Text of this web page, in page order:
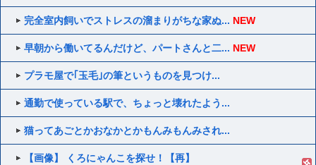
完全室内飼いでストレスの溜まりがちな家ぬ... NEW
早朝から働いてるんだけど、パートさんと二... NEW
プラモ屋で｢玉毛｣の筆というものを見つけ...
通勤で使っている駅で、ちょっと壊れたよう...
猫ってあごとかおなかとかもんみもんみされ...
【画像】 くろにゃんこを探せ！【再】